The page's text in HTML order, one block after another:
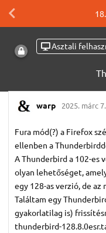
Asztali
18
warp 2025. márc 7.
Fura mód(?) a Firefox
ellenben a
A Thunderbird a 102-es
olyan lehetőséget,
egy 128-as verzió, de az
Találtam egy
gyakorlatilag is)
thunderbird-